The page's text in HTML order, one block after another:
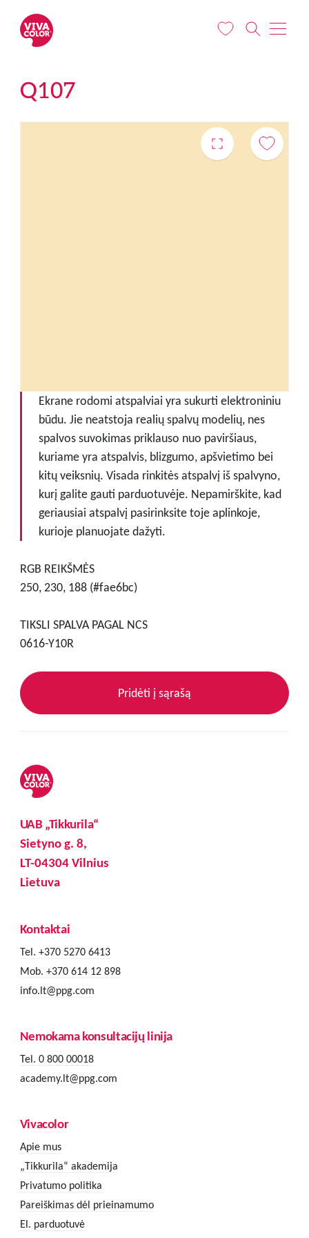
Q107
Ekrane rodomi atspalviai yra sukurti elektroniniu
būdu. Jie neatstoja realių spalvų modelių, nes
spalvos suvokimas priklauso nuo paviršiaus,
kuriame yra atspalvis, blizgumo, apšvietimo bei
kitų veiksnių. Visada rinkitės atspalvį iš spalvyno,
kurį galite gauti parduotuvėje. Nepamirškite, kad
geriausiai atspalvį pasirinksite toje aplinkoje,
kurioje planuojate dažyti.
RGB REIKŠMĖS
250, 230, 188 (#fae6bc)
TIKSLI SPALVA PAGAL NCS
0616-Y10R
Pridėti į sąrašą
UAB „Tikkurila“
Sietyno g. 8,
LT-04304 Vilnius
Lietuva
Kontaktai
Tel. +370 5270 6413
Mob. +370 614 12 898
info.lt@ppg.com
Nemokama konsultacijų linija
Tel. 0 800 00018
academy.lt@ppg.com
Vivacolor
Apie mus
„Tikkurila“ akademija
Privatumo politika
Pareiškimas dėl prieinamumo
El. parduotuvė